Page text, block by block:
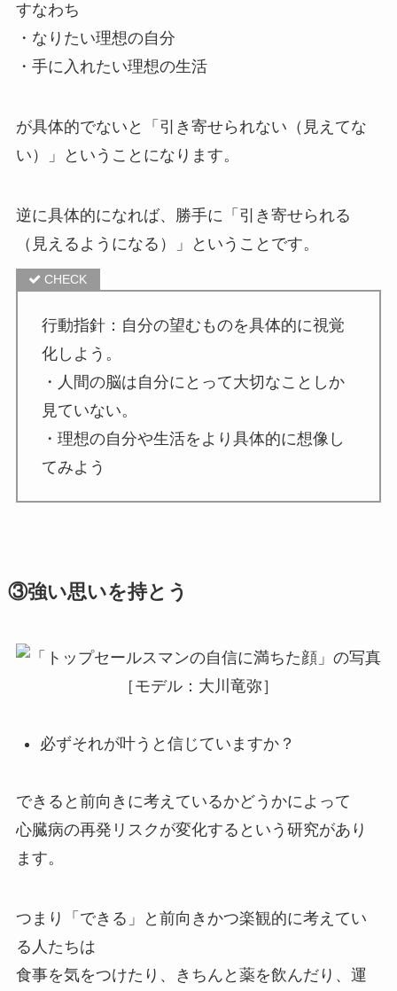
すなわち
・なりたい理想の自分
・手に入れたい理想の生活
が具体的でないと「引き寄せられない（見えてな
い）」ということになります。
逆に具体的になれば、勝手に「引き寄せられる
（見えるようになる）」ということです。
行動指針：自分の望むものを具体的に視覚
化しよう。
・人間の脳は自分にとって大切なことしか
見ていない。
・理想の自分や生活をより具体的に想像し
てみよう
③強い思いを持とう
必ずそれが叶うと信じていますか？
できると前向きに考えているかどうかによって
心臓病の再発リスクが変化するという研究があり
ます。
つまり「できる」と前向きかつ楽観的に考えてい
る人たちは
食事を気をつけたり、きちんと薬を飲んだり、運